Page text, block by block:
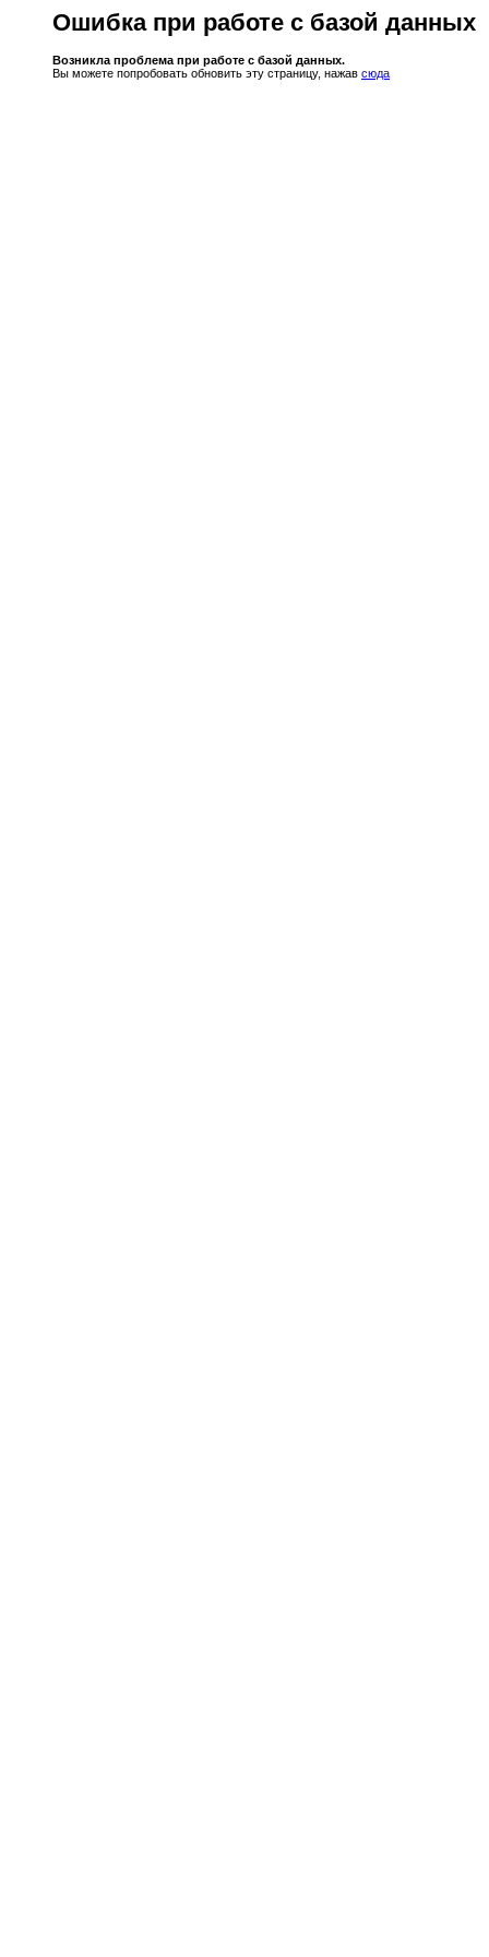
Ошибка при работе с базой данных
Возникла проблема при работе с базой данных.
Вы можете попробовать обновить эту страницу, нажав сюда